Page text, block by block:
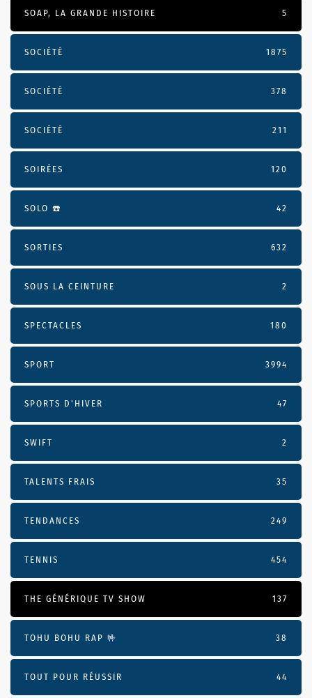
SOAP, LA GRANDE HISTOIRE 5
SOCIÉTÉ 1875
SOCIÉTÉ 378
SOCIÉTÉ 211
SOIRÉES 120
SOLO ☎️ 42
SORTIES 632
SOUS LA CEINTURE 2
SPECTACLES 180
SPORT 3994
SPORTS D'HIVER 47
SWIFT 2
TALENTS FRAIS 35
TENDANCES 249
TENNIS 454
THE GÉNÉRIQUE TV SHOW 137
TOHU BOHU RAP 🤟 38
TOUT POUR RÉUSSIR 44